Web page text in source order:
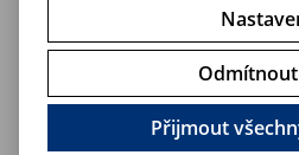
Přijmout